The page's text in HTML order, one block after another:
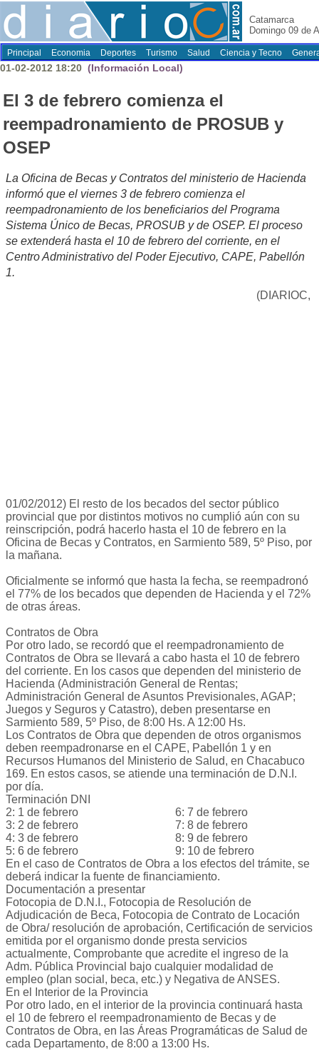
Catamarca
Domingo 09 de
Principal Economia Deportes Turismo Salud Ciencia y Tecno
01-02-2012 18:20 (Información Local)
El 3 de febrero comienza el
reempadronamiento de PROSUB y
OSEP
La Oficina de Becas y Contratos del ministerio de Hacienda
informó que el viernes 3 de febrero comienza el
reempadronamiento de los beneficiarios del Programa
Sistema Único de Becas, PROSUB y de OSEP. El proceso
se extenderá hasta el 10 de febrero del corriente, en el
Centro Administrativo del Poder Ejecutivo, CAPE, Pabellón
1.
(DIARIOC,
01/02/2012) El resto de los becados del sector público
provincial que por distintos motivos no cumplió aún con su
reinscripción, podrá hacerlo hasta el 10 de febrero en la
Oficina de Becas y Contratos, en Sarmiento 589, 5º Piso, por
la mañana.
Oficialmente se informó que hasta la fecha, se reempadronó
el 77% de los becados que dependen de Hacienda y el 72%
de otras áreas.
Contratos de Obra
Por otro lado, se recordó que el reempadronamiento de
Contratos de Obra se llevará a cabo hasta el 10 de febrero
del corriente. En los casos que dependen del ministerio de
Hacienda (Administración General de Rentas;
Administración General de Asuntos Previsionales, AGAP;
Juegos y Seguros y Catastro), deben presentarse en
Sarmiento 589, 5º Piso, de 8:00 Hs. A 12:00 Hs.
Los Contratos de Obra que dependen de otros organismos
deben reempadronarse en el CAPE, Pabellón 1 y en
Recursos Humanos del Ministerio de Salud, en Chacabuco
169. En estos casos, se atiende una terminación de D.N.I.
por día.
Terminación DNI
2: 1 de febrero 6: 7 de febrero
3: 2 de febrero 7: 8 de febrero
4: 3 de febrero 8: 9 de febrero
5: 6 de febrero 9: 10 de febrero
En el caso de Contratos de Obra a los efectos del trámite, se
deberá indicar la fuente de financiamiento.
Documentación a presentar
Fotocopia de D.N.I., Fotocopia de Resolución de
Adjudicación de Beca, Fotocopia de Contrato de Locación
de Obra/ resolución de aprobación, Certificación de servicios
emitida por el organismo donde presta servicios
actualmente, Comprobante que acredite el ingreso de la
Adm. Pública Provincial bajo cualquier modalidad de
empleo (plan social, beca, etc.) y Negativa de ANSES.
En el Interior de la Provincia
Por otro lado, en el interior de la provincia continuará hasta
el 10 de febrero el reempadronamiento de Becas y de
Contratos de Obra, en las Áreas Programáticas de Salud de
cada Departamento, de 8:00 a 13:00 Hs.